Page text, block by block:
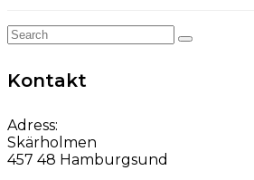
Search
for:
Kontakt
Adress:
Skärholmen
457 48 Hamburgsund